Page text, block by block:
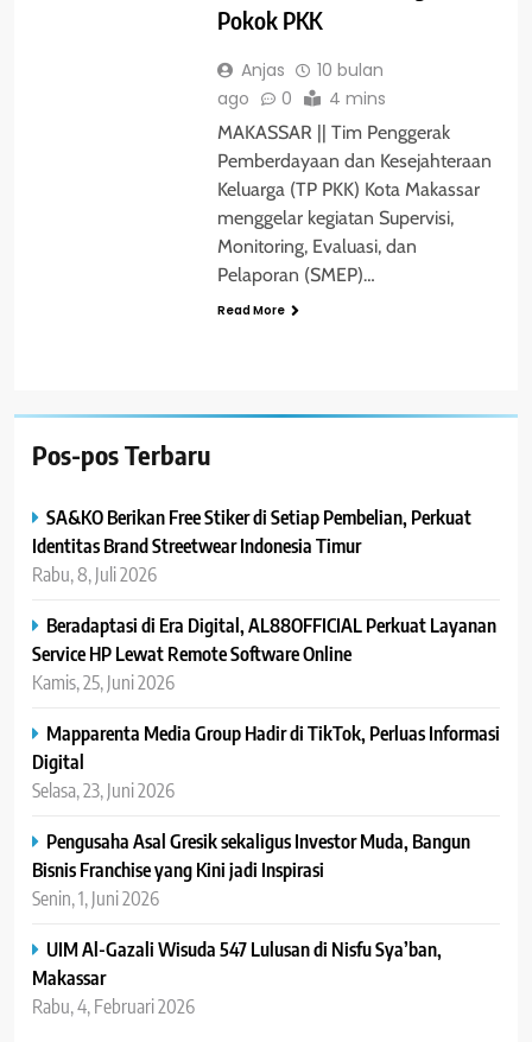
Pokok PKK
Anjas
10 bulan
ago
0 4 mins
MAKASSAR || Tim Penggerak
Pemberdayaan dan Kesejahteraan
Keluarga (TP PKK) Kota Makassar
menggelar kegiatan Supervisi,
Monitoring, Evaluasi, dan
Pelaporan (SMEP)…
Read More
Pos-pos Terbaru
SA&KO Berikan Free Stiker di Setiap Pembelian, Perkuat
Identitas Brand Streetwear Indonesia Timur
Rabu, 8, Juli 2026
Beradaptasi di Era Digital, AL88OFFICIAL Perkuat Layanan
Service HP Lewat Remote Software Online
Kamis, 25, Juni 2026
Mapparenta Media Group Hadir di TikTok, Perluas Informasi
Digital
Selasa, 23, Juni 2026
Pengusaha Asal Gresik sekaligus Investor Muda, Bangun
Bisnis Franchise yang Kini jadi Inspirasi
Senin, 1, Juni 2026
UIM Al-Gazali Wisuda 547 Lulusan di Nisfu Sya’ban,
Makassar
Rabu, 4, Februari 2026